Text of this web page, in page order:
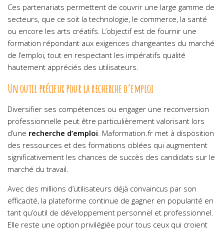
Ces partenariats permettent de couvrir une large gamme de
secteurs, que ce soit la technologie, le commerce, la santé
ou encore les arts créatifs. L’objectif est de fournir une
formation répondant aux exigences changeantes du marché
de l’emploi, tout en respectant les impératifs qualité
hautement appréciés des utilisateurs.
Un outil précieux pour la recherche d’emploi
Diversifier ses compétences ou engager une reconversion
professionnelle peut être particulièrement valorisant lors
d’une recherche d’emploi . Maformation.fr met à disposition
des ressources et des formations ciblées qui augmentent
significativement les chances de succès des candidats sur le
marché du travail.
Avec des millions d’utilisateurs déjà convaincus par son
efficacité, la plateforme continue de gagner en popularité en
tant qu’outil de développement personnel et professionnel.
Elle reste une option privilégiée pour tous ceux qui croient